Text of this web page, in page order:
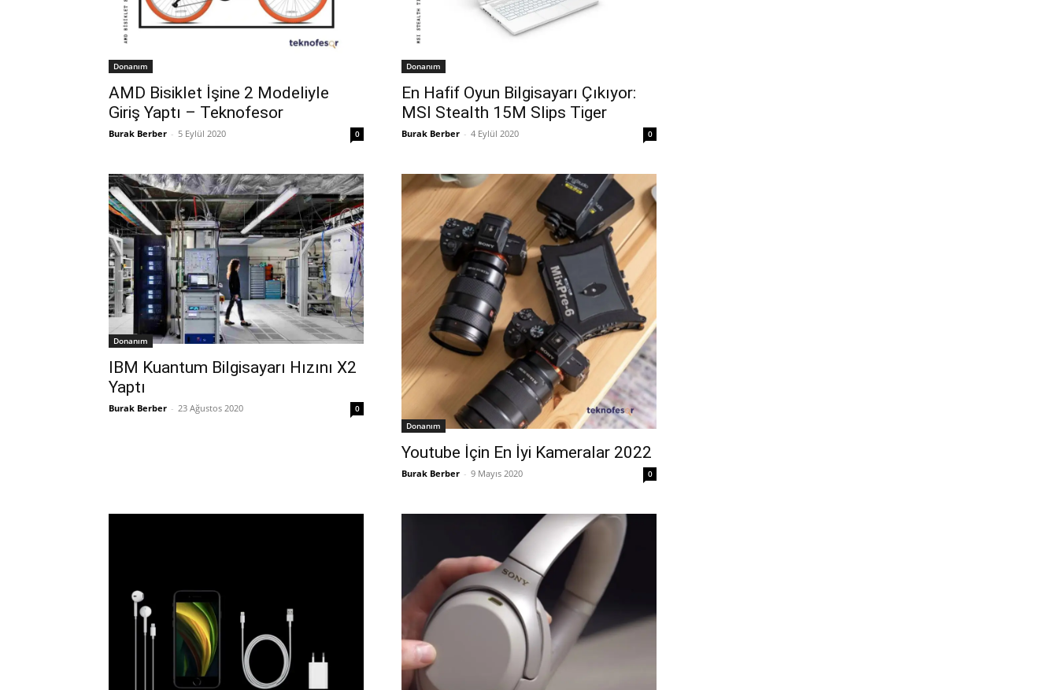
Donanım
AMD Bisiklet İşine 2 Modeliyle
Giriş Yaptı – Teknofesor
Burak Berber - 5 Eylül 2020 0
Donanım
En Hafif Oyun Bilgisayarı Çıkıyor:
MSI Stealth 15M Slips Tiger
Burak Berber - 4 Eylül 2020 0
Donanım
IBM Kuantum Bilgisayarı Hızını X2
Yaptı
Burak Berber - 23 Ağustos 2020
0
Donanım
Youtube İçin En İyi Kameralar 2022
Burak Berber - 9 Mayıs 2020 0